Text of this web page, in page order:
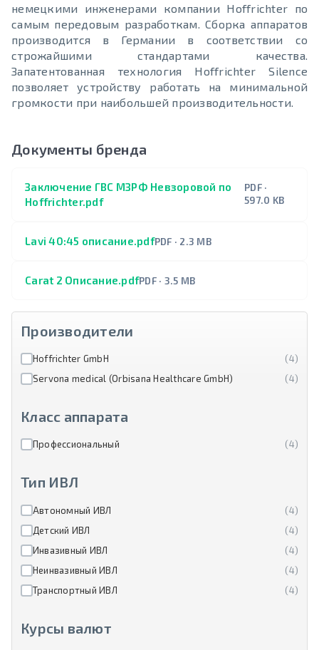
немецкими инженерами компании Hoffrichter по
самым передовым разработкам. Сборка аппаратов
производится в Германии в соответствии со
строжайшими стандартами качества.
Запатентованная технология Hoffrichter Silence
позволяет устройству работать на минимальной
громкости при наибольшей производительности.
Документы бренда
Заключение ГВС МЗРФ Невзоровой по
Hoffrichter.pdf
PDF ·
597.0 KB
Lavi 40:45 описание.pdfPDF · 2.3 MB
Carat 2 Описание.pdfPDF · 3.5 MB
Производители
Hoffrichter GmbH
(4)
Servona medical (Orbisana Healthcare GmbH)
(4)
Класс аппарата
Профессиональный (4)
Тип ИВЛ
Автономный ИВЛ
(4)
Детский ИВЛ
(4)
Инвазивный ИВЛ
(4)
Неинвазивный ИВЛ
(4)
Транспортный ИВЛ
(4)
Курсы валют